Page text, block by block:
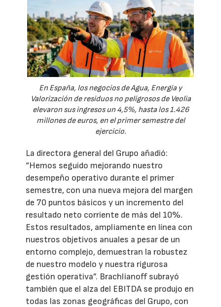
En España, los negocios de Agua, Energía y
Valorización de residuos no peligrosos de Veolia
elevaron sus ingresos un 4,5%, hasta los 1.426
millones de euros, en el primer semestre del
ejercicio.
La directora general del Grupo añadió:
“Hemos seguido mejorando nuestro
desempeño operativo durante el primer
semestre, con una nueva mejora del margen
de 70 puntos básicos y un incremento del
resultado neto corriente de más del 10%.
Estos resultados, ampliamente en línea con
nuestros objetivos anuales a pesar de un
entorno complejo, demuestran la robustez
de nuestro modelo y nuestra rigurosa
gestión operativa”. Brachlianoff subrayó
también que el alza del EBITDA se produjo en
todas las zonas geográficas del Grupo, con